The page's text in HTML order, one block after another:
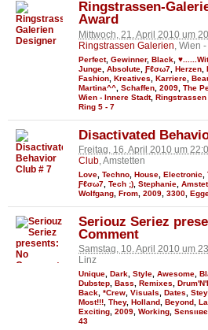
Ringstrassen-
Award
Mittwoch, 21. April 2010 um
Ringstrassen Galerien , Wien
Perfect, Gewinner, Black
Junge Absolute Ƒℓσω7 Herzen
Fashion Kreatives Karriere
Martina^^ Schaffen 2009 The
Wien - Innere Stadt,
Ring 5 - 7
Disactivated
Freitag, 16. April 2010 um
Club, Amstetten
Love Techno House Electronic
Ƒℓσω7 Tech ;) Stephanie
Wolfgang From 2009 3300
Seriouz Seriez
Comment
Samstag, 10. April 2010 um
Linz
Unique, Dark, Style, Awesome,
Dubstep, Bass, Remixes,
Back, *Crew, Visuals, Dates,
Most!!!, They, Holland, Beyond,
Exciting, 2009, Working,
43